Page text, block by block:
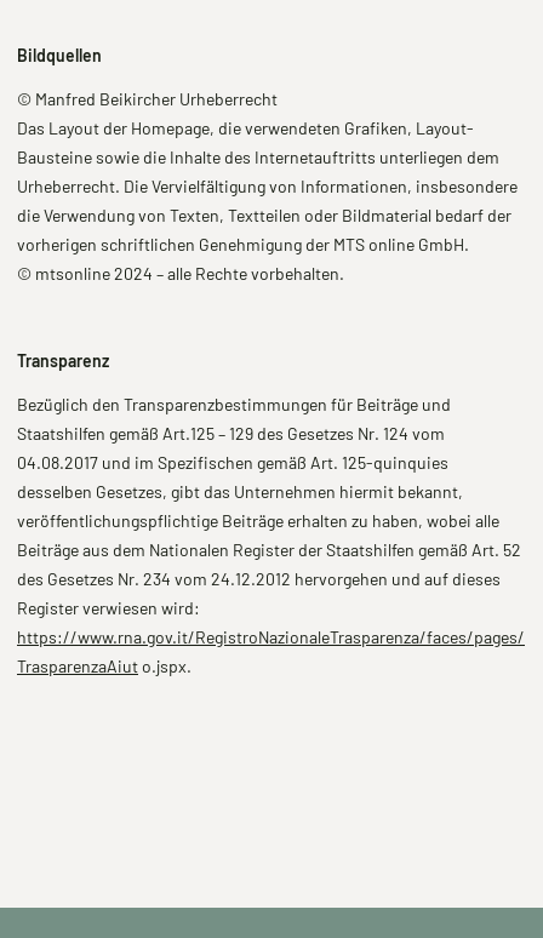
Bildquellen
© Manfred Beikircher Urheberrecht
Das Layout der Homepage, die verwendeten Grafiken, Layout-
Bausteine sowie die Inhalte des Internetauftritts unterliegen dem
Urheberrecht. Die Vervielfältigung von Informationen, insbesondere
die Verwendung von Texten, Textteilen oder Bildmaterial bedarf der
vorherigen schriftlichen Genehmigung der MTS online GmbH.
© mtsonline 2024 – alle Rechte vorbehalten.
Transparenz
Bezüglich den Transparenzbestimmungen für Beiträge und
Staatshilfen gemäß Art.125 – 129 des Gesetzes Nr. 124 vom
04.08.2017 und im Spezifischen gemäß Art. 125-quinquies
desselben Gesetzes, gibt das Unternehmen hiermit bekannt,
veröffentlichungspflichtige Beiträge erhalten zu haben, wobei alle
Beiträge aus dem Nationalen Register der Staatshilfen gemäß Art. 52
des Gesetzes Nr. 234 vom 24.12.2012 hervorgehen und auf dieses
Register verwiesen wird:
https://www.rna.gov.it/RegistroNazionaleTrasparenza/faces/pages/
TrasparenzaAiuto.jspx.